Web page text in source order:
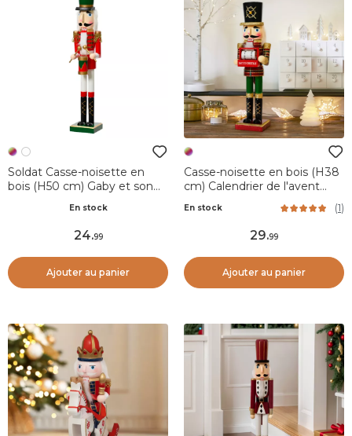
Soldat Casse-noisette en
bois (H50 cm) Gaby et son
En stock
24.99
Ajouter au panier
Casse-noisette en bois (H38
cm) Calendrier de l'avent
En stock (1)
29.99
Ajouter au panier